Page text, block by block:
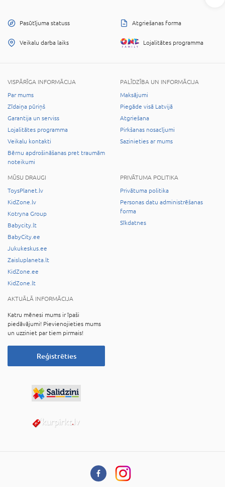
Pasūtījuma statuss Atgriešanas forma
Veikalu darba laiks Lojalitātes programma
VISPĀRĪGA INFORMĀCIJA
Par mums
Zīdaiņa pūriņš
Garantija un serviss
Lojalitātes programma
Veikalu kontakti
Bērnu apdrošināšanas pret traumām
noteikumi
PALĪDZĪBA UN INFORMĀCIJA
Maksājumi
Piegāde visā Latvijā
Atgriešana
Pirkšanas nosacījumi
Sazinieties ar mums
MŪSU DRAUGI
ToysPlanet.lv
KidZone.lv
Kotryna Group
Babycity.lt
BabyCity.ee
Jukukeskus.ee
Zaisluplaneta.lt
KidZone.ee
KidZone.lt
PRIVĀTUMA POLITIKA
Privātuma politika
Personas datu administrēšanas
forma
Sīkdatnes
AKTUĀLĀ INFORMĀCIJA
Katru mēnesi mums ir īpaši
piedāvājumi! Pievienojieties mums
un uzziniet par tiem pirmais!
Reģistrēties